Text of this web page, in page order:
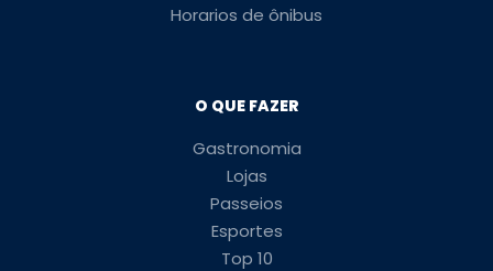
Horarios de ônibus
O QUE FAZER
Gastronomia
Lojas
Passeios
Esportes
Top 10